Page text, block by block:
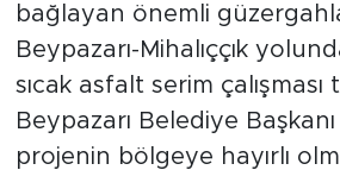
bağlayan önemli
Beypazarı-Mihalıççık
sıcak asfalt serim çalışması
Beypazarı Belediye
projenin bölgeye hayırlı